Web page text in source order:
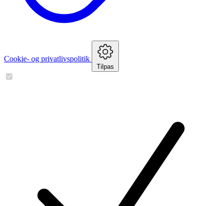
Cookie- og privatlivspolitik
Tilpas